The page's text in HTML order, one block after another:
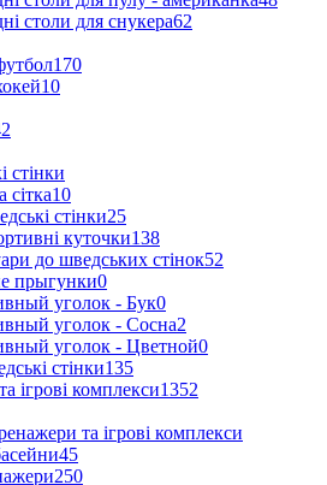
столи для снукера62
170
10
стінки
сітка10
стінки25
куточки138
до шведських стінок52
прыгунки0
уголок - Бук0
уголок - Сосна2
уголок - Цветной0
стінки135
ігрові комплекси1352
та ігрові комплекси
45
250